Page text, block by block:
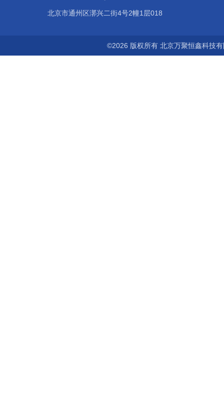
北京市通州区漷兴二街4号2幢1层018
©2026 版权所有 北京万聚恒鑫科技